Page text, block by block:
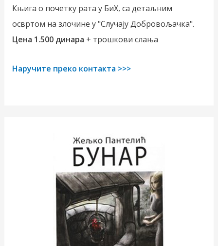
Књига о почетку рата у БиХ, са детаљним
освртом на злочине у "Случају Добровољачка".
Цена 1.500 динара + трошкови слања
Наручите преко контакта >>>